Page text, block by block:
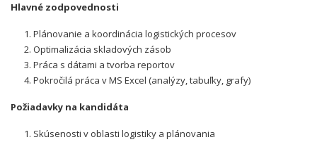
Hlavné zodpovednosti
Plánovanie a koordinácia logistických procesov
Optimalizácia skladových zásob
Práca s dátami a tvorba reportov
Pokročilá práca v MS Excel (analýzy, tabuľky, grafy)
Požiadavky na kandidáta
Skúsenosti v oblasti logistiky a plánovania